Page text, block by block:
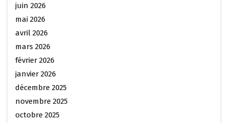
juin 2026
mai 2026
avril 2026
mars 2026
février 2026
janvier 2026
décembre 2025
novembre 2025
octobre 2025